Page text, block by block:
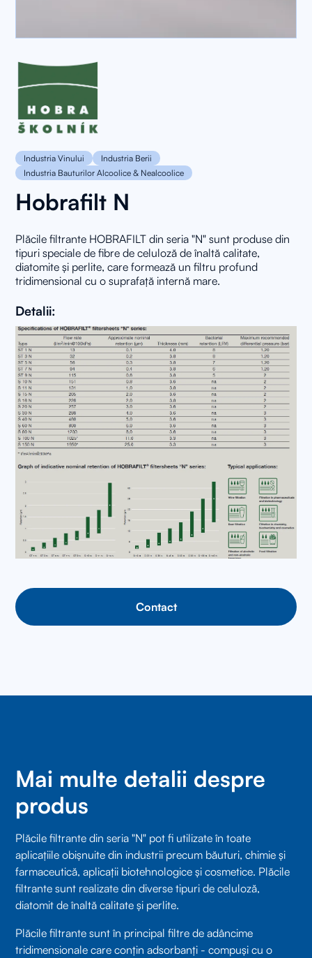
Industria Vinului
Industria Berii
Industria Bauturilor Alcoolice & Nealcoolice
Hobrafilt N
Plăcile filtrante HOBRAFILT din seria "N" sunt produse din
tipuri speciale de fibre de celuloză de înaltă calitate,
diatomite și perlite, care formează un filtru profund
tridimensional cu o suprafață internă mare.
Detalii:
Contact
Mai multe detalii despre
produs
Plăcile filtrante din seria "N" pot fi utilizate în toate
aplicațiile obișnuite din industrii precum băuturi, chimie și
farmaceutică, aplicații biotehnologice și cosmetice. Plăcile
filtrante sunt realizate din diverse tipuri de celuloză,
diatomit de înaltă calitate și perlite.
Plăcile filtrante sunt în principal filtre de adâncime
tridimensionale care conțin adsorbanți - compuși cu o